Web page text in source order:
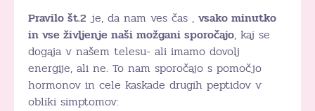
Pravilo št.2 je, da nam ves čas , vsako minutko
in vse življenje naši možgani sporočajo, kaj se
dogaja v našem telesu- ali imamo dovolj
energije, ali ne. To nam sporočajo s pomočjo
hormonov in cele kaskade drugih peptidov v
obliki simptomov: